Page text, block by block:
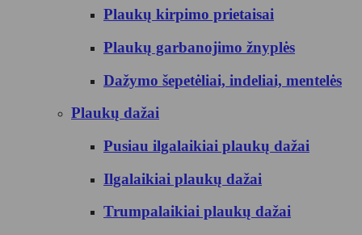
Plaukų kirpimo prietaisai
Plaukų garbanojimo žnyplės
Dažymo šepetėliai, indeliai, mentelės
Plaukų dažai
Pusiau ilgalaikiai plaukų dažai
Ilgalaikiai plaukų dažai
Trumpalaikiai plaukų dažai